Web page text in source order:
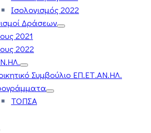
Ισολογισμός 2022
Δράσεων
2021
2022
Συμβούλιο ΕΠ.ΕΤ.ΑΝ.ΗΛ.
ΤΟΠΣΑ